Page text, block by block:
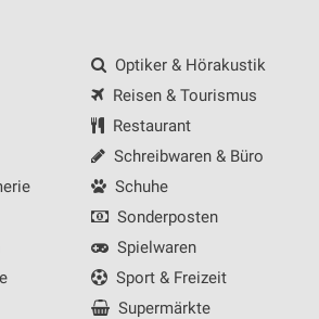
Optiker & Hörakustik
Reisen & Tourismus
Restaurant
Schreibwaren & Büro
Schuhe
Sonderposten
Spielwaren
Sport & Freizeit
Supermärkte